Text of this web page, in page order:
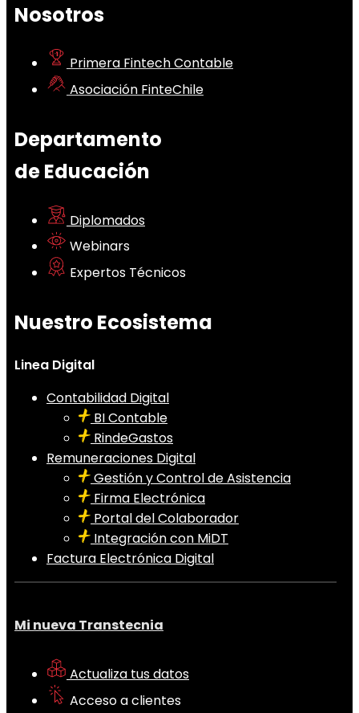
Nosotros
Primera Fintech Contable
Asociación FinteChile
Departamento
de Educación
Diplomados
Webinars
Expertos Técnicos
Nuestro Ecosistema
Linea Digital
Contabilidad Digital
BI Contable
RindeGastos
Remuneraciones Digital
Gestión y Control de Asistencia
Firma Electrónica
Portal del Colaborador
Integración con MiDT
Factura Electrónica Digital
Mi nueva Transtecnia
Actualiza tus datos
Acceso a clientes